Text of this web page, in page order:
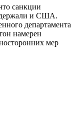
санкции
и США.
департамента
намерен
мер